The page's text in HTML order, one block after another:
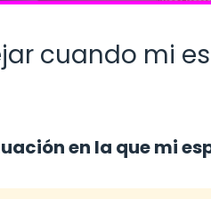
cuando mi
en la que mi